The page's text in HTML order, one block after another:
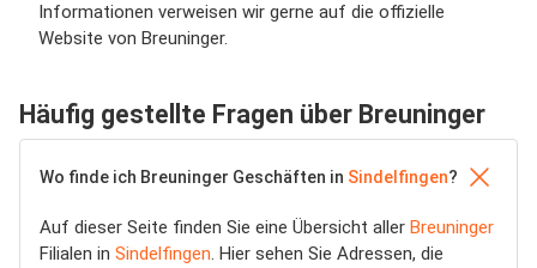
Informationen verweisen wir gerne auf die offizielle
Website von Breuninger.
Häufig gestellte Fragen über Breuninger
Wo finde ich Breuninger Geschäften in Sindelfingen?
Auf dieser Seite finden Sie eine Übersicht aller Breuninger
Filialen in Sindelfingen. Hier sehen Sie Adressen, die